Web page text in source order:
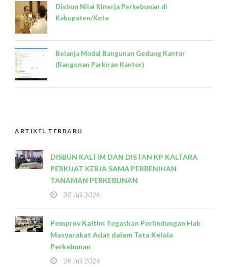
Disbun Nilai Kinerja Perkebunan di
Kabupaten/Kota
Belanja Modal Bangunan Gedung Kantor
(Bangunan Parkiran Kantor)
ARTIKEL TERBARU
DISBUN KALTIM DAN DISTAN KP KALTARA
PERKUAT KERJA SAMA PERBENIHAN
TANAMAN PERKEBUNAN
30 Juli 2026
Pemprov Kaltim Tegaskan Perlindungan Hak
Masyarakat Adat dalam Tata Kelola
Perkebunan
28 Juli 2026